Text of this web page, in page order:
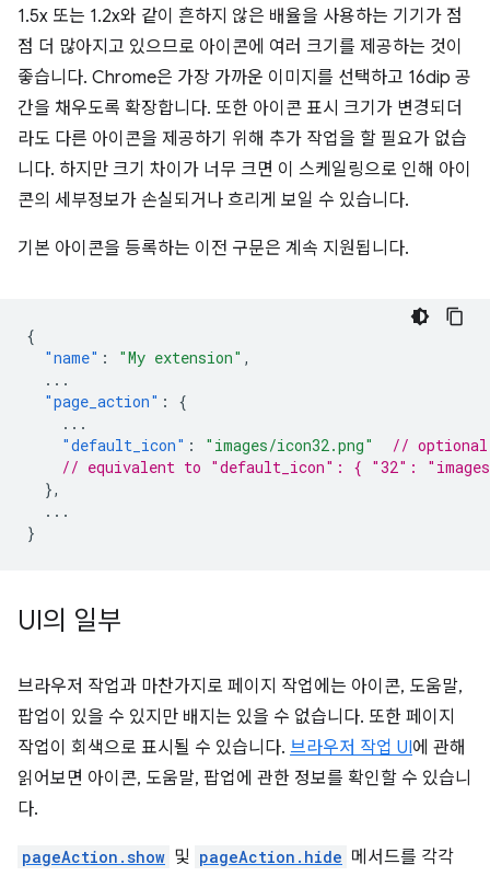
1.5x 또는 1.2x와 같이 흔하지 않은 배율을 사용하는 기기가 점
점 더 많아지고 있으므로 아이콘에 여러 크기를 제공하는 것이
좋습니다. Chrome은 가장 가까운 이미지를 선택하고 16dip 공
간을 채우도록 확장합니다. 또한 아이콘 표시 크기가 변경되더
라도 다른 아이콘을 제공하기 위해 추가 작업을 할 필요가 없습
니다. 하지만 크기 차이가 너무 크면 이 스케일링으로 인해 아이
콘의 세부정보가 손실되거나 흐리게 보일 수 있습니다.
기본 아이콘을 등록하는 이전 구문은 계속 지원됩니다.
{
"name" : "My extension" ,
...
"page_action" :
{
...
"default_icon" : "images/icon32.png"
// optional
// equivalent to "default_icon": { "32":
},
...
}
UI의 일부
브라우저 작업과 마찬가지로 페이지 작업에는 아이콘, 도움말,
팝업이 있을 수 있지만 배지는 있을 수 없습니다. 또한 페이지
작업이 회색으로 표시될 수 있습니다. 브라우저 작업 UI에 관해
읽어보면 아이콘, 도움말, 팝업에 관한 정보를 확인할 수 있습니
다.
pageAction.show 및 pageAction.hide 메서드를 각각